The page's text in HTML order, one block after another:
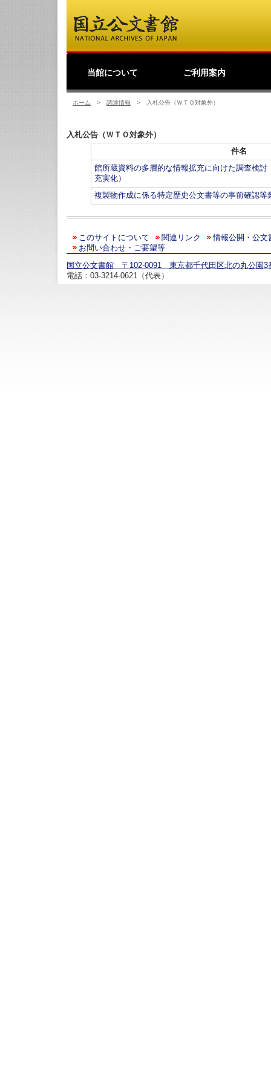
当館について
館長挨拶
事業理念
公文書館概要
業務・活動
過去の業務・活動
歴史公文書等の移管か
ら利用まで
館主催見学会
調査研究
研修・全国公文書館会
議
国際交流
アーキビストの認証
採用情報
国立公文書館紹介映像
ご寄附のお願い
アクセス
ご利用案内
開館情報
資料の探し方について
来館して利用する方へ
つ
利
原
来館せずに利用する方
へ
お問い合わせ・ご要望
よくあるご質問
ショップ
友の会
デ
日
ホーム > 調達情報 > 入札公告（ＷＴＯ対象外）
入札公告（ＷＴＯ対象外）
件名
館所蔵資料の多層的な情報拡充に向けた調査検
充実化）
複製物作成に係る特定歴史公文書等の事前確認等
このサイトについて 関連リンク
情報公開・公文
お問い合わせ・ご要望等
国立公文書館 〒102-0091 東京都千代田区北の丸公園3
電話：03-3214-0621（代表）